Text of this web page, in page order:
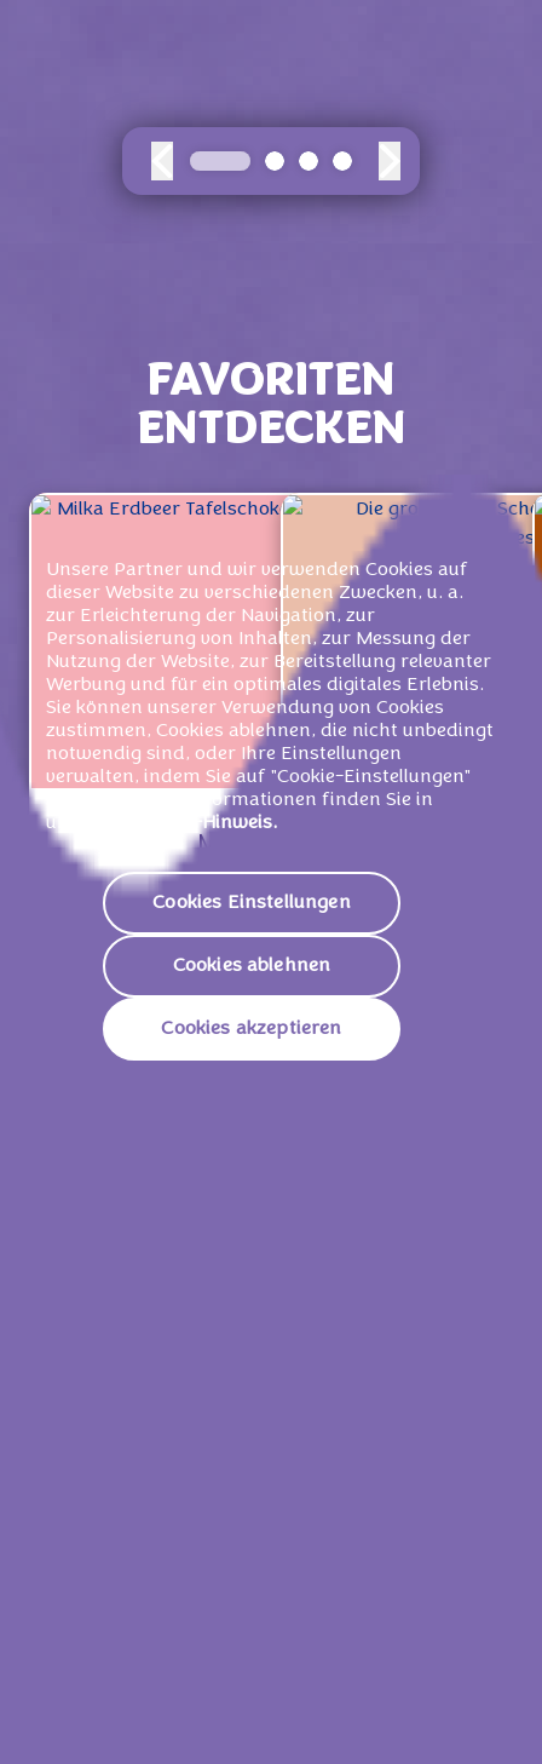
FAVORITEN
ENTDECKEN
Milka Erdbeer 100g
Zu den Produkten
Unsere Partner und wir verwenden Cookies auf
dieser Website zu verschiedenen Zwecken, u. a.
zur Erleichterung der Navigation, zur
Personalisierung von Inhalten, zur Messung der
Nutzung der Website, zur Bereitstellung relevanter
Werbung und für ein optimales digitales Erlebnis.
Sie können unserer Verwendung von Cookies
zustimmen, Cookies ablehnen, die nicht unbedingt
notwendig sind, oder Ihre Einstellungen
verwalten, indem Sie auf "Cookie-Einstellungen"
klicken. Weitere Informationen finden Sie in
unserem
Cookie-Hinweis.
Cookies Einstellungen
Cookies ablehnen
Cookies akzeptieren